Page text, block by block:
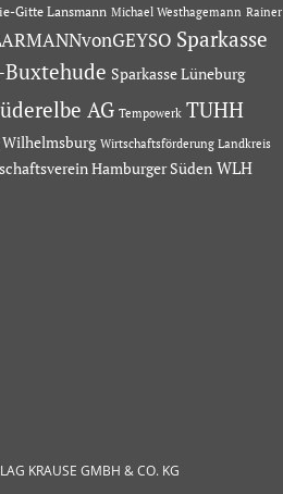
Gitte Lansmann Michael Westhagemann Rainer
Sparkasse
Sparkasse Lüneburg
AG Tempowerk TUHH
Wilhelmsburg Wirtschaftsförderung Landkreis
Hamburger Süden WLH
KRAUSE GMBH & CO. KG